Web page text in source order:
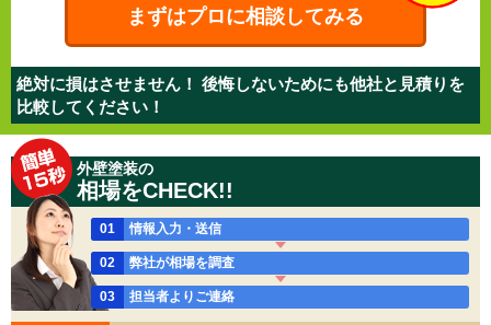
まずはプロに相談してみる
絶対に損はさせません！ 後悔しないためにも他社と見積りを
比較してください！
外壁塗装の
相場をCHECK!!
01 情報入力・送信
02 弊社が相場を調査
03 担当者よりご連絡